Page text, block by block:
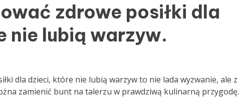
zdrowe posiłki dla
nie lubią warzyw.
dla dzieci, które nie lubią warzyw to nie lada wyzwanie, ale z
zamienić bunt na talerzu w prawdziwą kulinarną przygodę.